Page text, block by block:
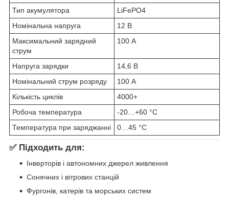
Тип акумулятора
LiFePO4
Номінальна напруга
12 В
Максимальний зарядний
струм
100 А
Напруга зарядки
14,6 В
Номінальний струм розряду
100 А
Кількість циклів
4000+
Робоча температура
-20…+60 °C
Температура при заряджанні
0…45 °C
✅ Підходить для:
Інверторів і автономних джерел живлення
Сонячних і вітрових станцій
Фургонів, катерів та морських систем